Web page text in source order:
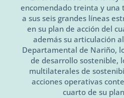
encomendado treinta y una
a sus seis grandes líneas
en su plan de acción del
además su articulación
Departamental de Nariño,
de desarrollo sostenible,
multilaterales de
acciones operativas
cuarto de su